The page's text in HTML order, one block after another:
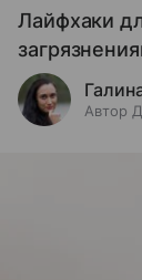
Лайфхаки
Автор